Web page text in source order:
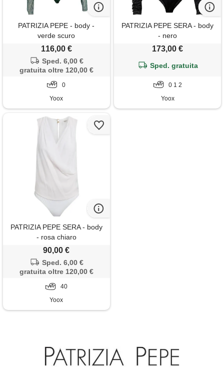
PATRIZIA PEPE - body -
verde scuro
116,00 €
Sped. 6,00 €
gratuita oltre 120,00 €
0
Yoox
PATRIZIA PEPE SERA - body
- nero
173,00 €
Sped. gratuita
0 1 2
Yoox
PATRIZIA PEPE SERA - body
- rosa chiaro
90,00 €
Sped. 6,00 €
gratuita oltre 120,00 €
40
Yoox